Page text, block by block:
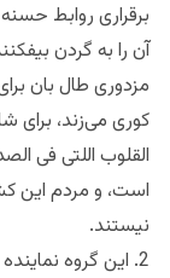
برقراری روابط
آن را به گردن
مزدوری طال بان
کوری می‌زند، برای
القلوب اللتی فی
است، و مردم این
نیستند.
2. این گروه